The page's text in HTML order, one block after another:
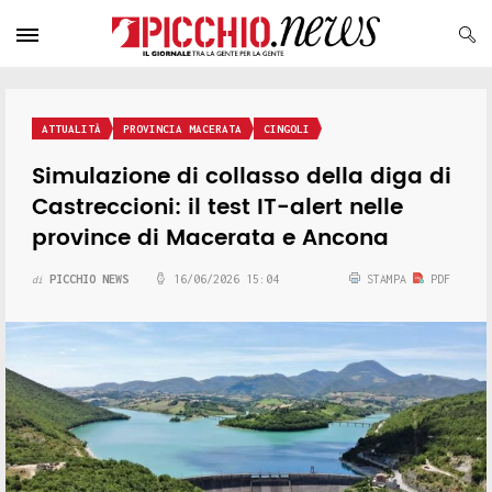
ATTUALITÀ PROVINCIA MACERATA CINGOLI
Simulazione di collasso della diga di
Castreccioni: il test IT-alert nelle
province di Macerata e Ancona
di PICCHIO NEWS 16/06/2026 15:04 STAMPA PDF